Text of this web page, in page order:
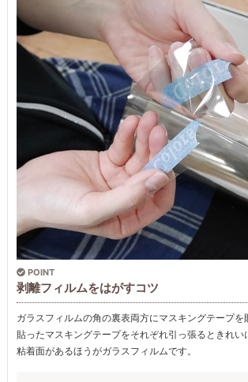
POINT
剥離フィルムをはがすコツ
ガラスフィルムの角の裏表両方にマスキングテープを
貼ったマスキングテープをそれぞれ引っ張るときれい
粘着面があるほうがガラスフィルムです。